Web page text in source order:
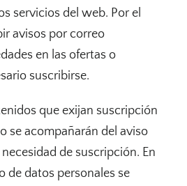
servicios del web. Por el
avisos por correo
en las ofertas o
suscribirse.
que exijan suscripción
se acompañarán del aviso
de suscripción. En
de datos personales se